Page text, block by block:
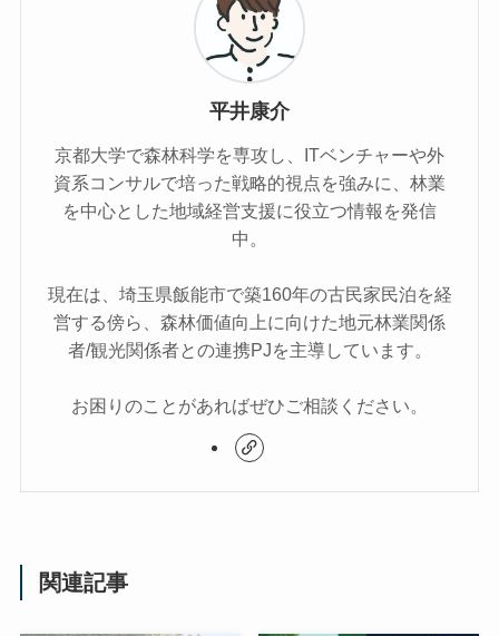
平井康介
京都大学で森林科学を専攻し、ITベンチャーや外
資系コンサルで培った戦略的視点を強みに、林業
を中心とした地域経営支援に役立つ情報を発信
中。
現在は、埼玉県飯能市で築160年の古民家民泊を経
営する傍ら、森林価値向上に向けた地元林業関係
者/観光関係者との連携PJを主導しています。
お困りのことがあればぜひご相談ください。
関連記事